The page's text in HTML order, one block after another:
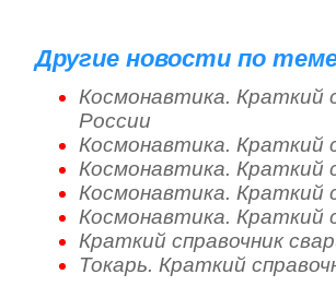
Другие новости по
Космонавтика. Краткий
России
Космонавтика. Краткий
Космонавтика. Краткий
Космонавтика. Краткий
Космонавтика. Краткий
Краткий справочник
Токарь. Краткий